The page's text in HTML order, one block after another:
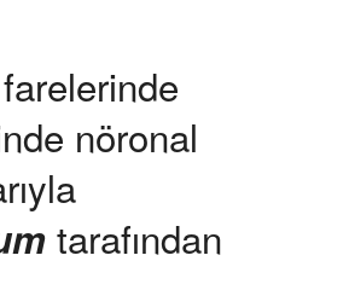
nöronal
tarafından